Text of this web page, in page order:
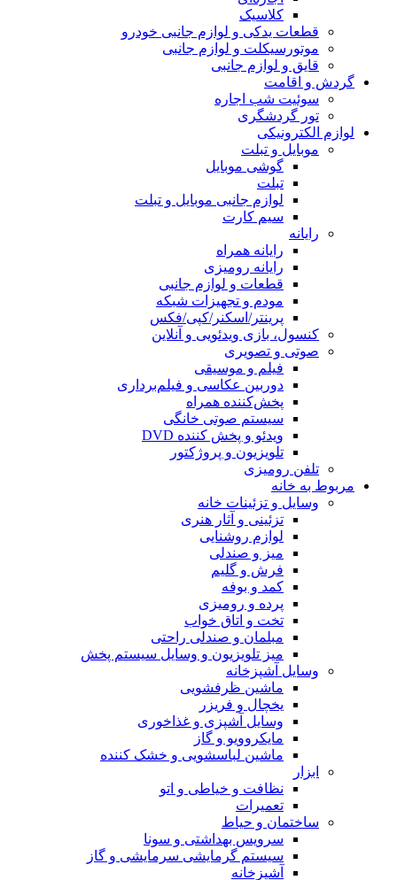
کلاسیک
قطعات یدکی و لوازم جانبی خودرو
موتورسیکلت و لوازم جانبی
قایق و لوازم جانبی
گردش و اقامت
سوئیت شب اجاره
تور گردشگری
لوازم الکترونیکی
موبایل و تبلت
گوشی موبایل
تبلت
لوازم جانبی موبایل و تبلت
سیم کارت
رایانه
رایانه همراه
رایانه رومیزی
قطعات و لوازم جانبی
مودم و تجهیزات شبکه
پرینتر/اسکنر/کپی/فکس
کنسول، بازی‌ ویدئویی و آنلاین
صوتی و تصویری
فیلم و موسیقی
دوربین عکاسی و فیلم‌برداری
پخش‌کننده همراه
سیستم صوتی خانگی
ویدئو و پخش کننده DVD
تلویزیون و پروژکتور
تلفن رومیزی
مربوط به خانه
وسایل و تزئینات خانه
تزئینی و آثار هنری
لوازم روشنایی
میز و صندلی
فرش و گلیم
کمد و بوفه
پرده و رومیزی
تخت و اتاق خواب
مبلمان و صندلی راحتی
میز تلویزیون و وسایل سیستم پخش
وسایل آشپزخانه
ماشین ظرفشویی
یخچال و فریزر
وسایل آشپزی و غذاخوری
مایکروویو و گاز
ماشین لباسشویی و خشک کننده
ابزار
نظافت و خیاطی و اتو
تعمیرات
ساختمان و حیاط
سرویس بهداشتی و سونا
سیستم گرمایشی سرمایشی و گاز
آشپزخانه